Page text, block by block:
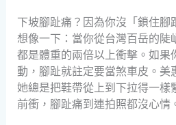
下坡腳趾痛？因為你沒「鎖住腳
想像一下：當你從台灣百岳的陡
都是體重的兩倍以上衝擊。如果
動，腳趾就註定要當煞車皮。
她總是把鞋帶從上到下拉得一樣
前衝，腳趾痛到連拍照都沒心情